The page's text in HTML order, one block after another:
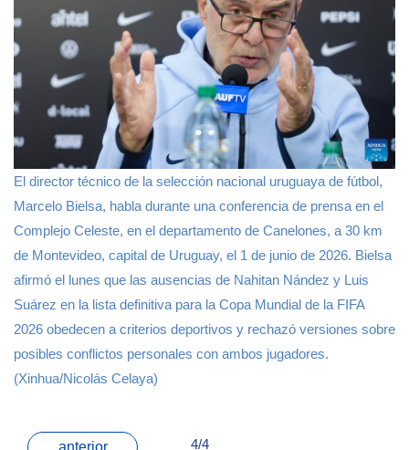
El director técnico de la selección nacional uruguaya de fútbol,
Marcelo Bielsa, habla durante una conferencia de prensa en el
Complejo Celeste, en el departamento de Canelones, a 30 km
de Montevideo, capital de Uruguay, el 1 de junio de 2026. Bielsa
afirmó el lunes que las ausencias de Nahitan Nández y Luis
Suárez en la lista definitiva para la Copa Mundial de la FIFA
2026 obedecen a criterios deportivos y rechazó versiones sobre
posibles conflictos personales con ambos jugadores.
(Xinhua/Nicolás Celaya)
anterior 4/4